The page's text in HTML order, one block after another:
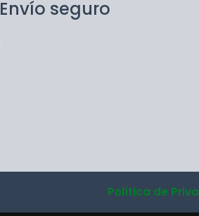
Envío seguro
Política de